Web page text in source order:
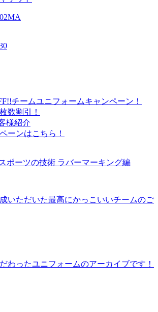
いただいた最高にかっこいいチームのご
わったユニフォームのアーカイブです！